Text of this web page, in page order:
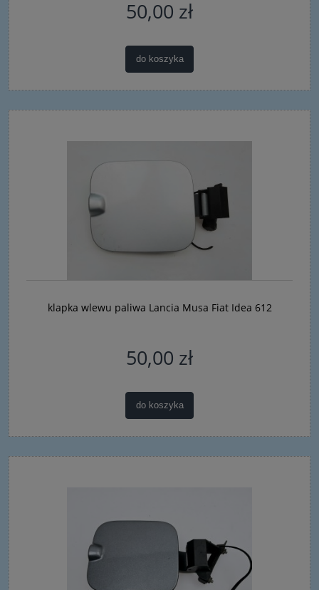
50,00 zł
do koszyka
klapka wlewu paliwa Lancia Musa Fiat Idea 612
50,00 zł
do koszyka